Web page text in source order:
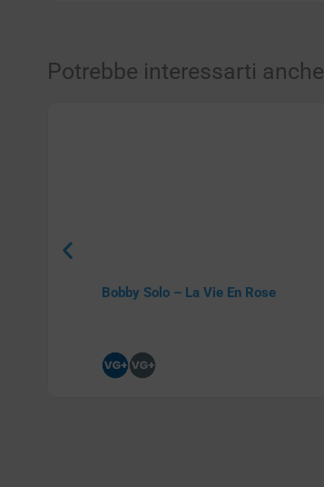
Potrebbe interessarti anche
Bobby Solo – La Vie En Rose